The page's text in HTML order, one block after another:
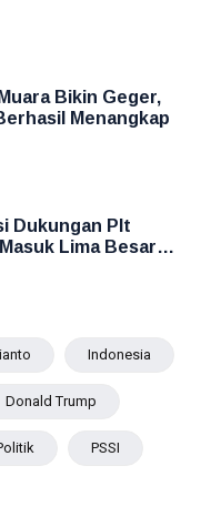
Bikin Geger,
Menangkap
Dukungan Plt
Lima Besar
Indonesia
Donald Trump
PSSI